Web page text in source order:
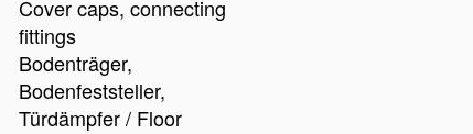
Cover caps, connecting
fittings
Bodenträger,
Bodenfeststeller,
Türdämpfer / Floor